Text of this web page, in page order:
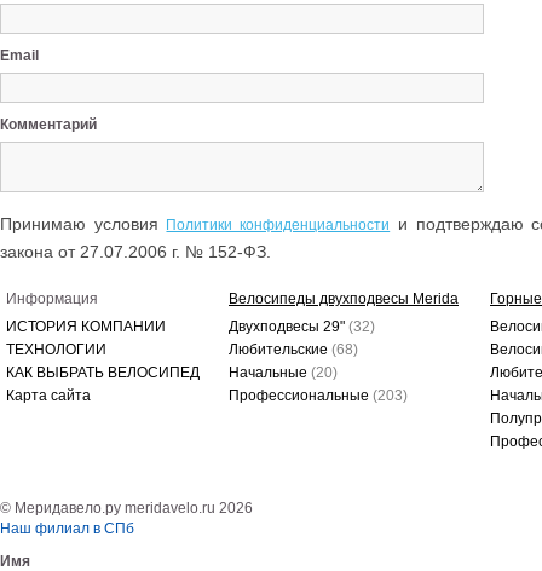
Email
Комментарий
Принимаю условия Политики конфиденциальности
и подтверждаю
закона от 27.07.2006 г. № 152-ФЗ.
Информация
ИСТОРИЯ КОМПАНИИ
ТЕХНОЛОГИИ
КАК ВЫБРАТЬ ВЕЛОСИПЕД
Карта сайта
Велосипеды двухподвесы Merida
Двухподвесы 29" (32)
Любительские (68)
Начальные (20)
Профессиональные (203)
© Меридавело.ру meridavelo.ru 2026
Наш филиал в СПб
Имя